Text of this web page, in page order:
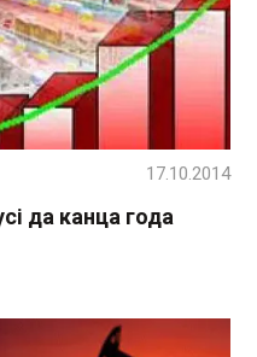
да канца года
17.10.2014